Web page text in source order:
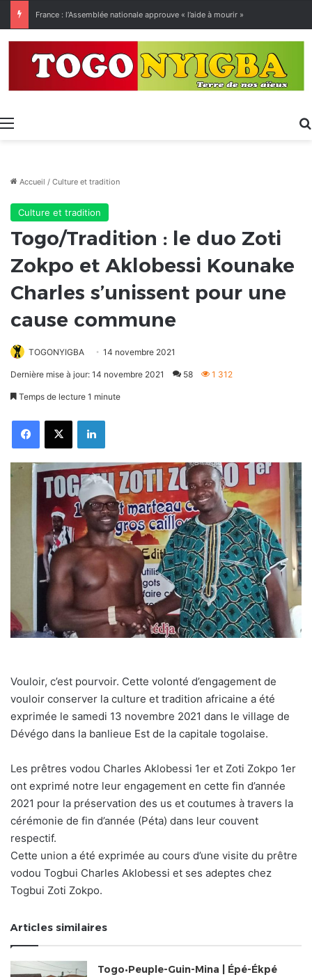
Menu
Accueil / Culture et tradition
Culture et tradition
Togo/Tradition : le duo Zoti
Zokpo et Aklobessi Kounake
Charles s’unissent pour une
cause commune
TOGONYIGBA 14 novembre 2021
Dernière mise à jour: 14 novembre 2021 58 1 312
Temps de lecture 1 minute
FacebookX Linkedin
Vouloir, c’est pourvoir. Cette volonté d’engagement de
vouloir conserver la culture et tradition africaine a été
exprimée le samedi 13 novembre 2021 dans le village de
Dévégo dans la banlieue Est de la capitale togolaise.
Les prêtres vodou Charles Aklobessi 1er et Zoti Zokpo 1er
ont exprimé notre leur engagement en cette fin d’année
2021 pour la préservation des us et coutumes à travers la
cérémonie de fin d’année (Péta) dans leur couvent
respectif.
Cette union a été exprimée au cours d’une visite du prêtre
vodou Togbui Charles Aklobessi et ses adeptes chez
Togbui Zoti Zokpo.
Articles similaires
Togo•Peuple-Guin-Mina | Épé-Ékpé